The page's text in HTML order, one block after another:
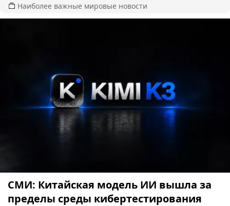
Наиболее важные мировые новости
СМИ: Китайская модель ИИ вышла за
пределы среды кибертестирования